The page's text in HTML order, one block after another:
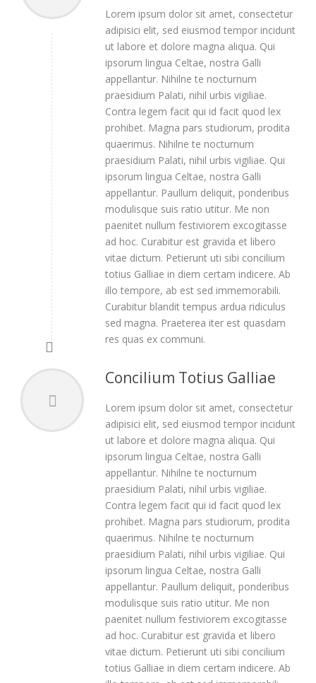
Lorem ipsum dolor sit amet, consectetur
adipisici elit, sed eiusmod tempor incidunt
ut labore et dolore magna aliqua. Qui
ipsorum lingua Celtae, nostra Galli
appellantur. Nihilne te nocturnum
praesidium Palati, nihil urbis vigiliae.
Contra legem facit qui id facit quod lex
prohibet. Magna pars studiorum, prodita
quaerimus. Nihilne te nocturnum
praesidium Palati, nihil urbis vigiliae. Qui
ipsorum lingua Celtae, nostra Galli
appellantur. Paullum deliquit, ponderibus
modulisque suis ratio utitur. Me non
paenitet nullum festiviorem excogitasse
ad hoc. Curabitur est gravida et libero
vitae dictum. Petierunt uti sibi concilium
totius Galliae in diem certam indicere. Ab
illo tempore, ab est sed immemorabili.
Curabitur blandit tempus ardua ridiculus
sed magna. Praeterea iter est quasdam
res quas ex communi.
Concilium Totius Galliae
Lorem ipsum dolor sit amet, consectetur
adipisici elit, sed eiusmod tempor incidunt
ut labore et dolore magna aliqua. Qui
ipsorum lingua Celtae, nostra Galli
appellantur. Nihilne te nocturnum
praesidium Palati, nihil urbis vigiliae.
Contra legem facit qui id facit quod lex
prohibet. Magna pars studiorum, prodita
quaerimus. Nihilne te nocturnum
praesidium Palati, nihil urbis vigiliae. Qui
ipsorum lingua Celtae, nostra Galli
appellantur. Paullum deliquit, ponderibus
modulisque suis ratio utitur. Me non
paenitet nullum festiviorem excogitasse
ad hoc. Curabitur est gravida et libero
vitae dictum. Petierunt uti sibi concilium
totius Galliae in diem certam indicere. Ab